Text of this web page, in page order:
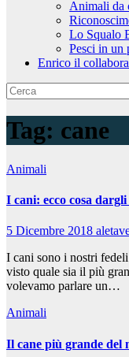
Animali da
Lo Squalo
Pesci in un
Enrico il
Tag: cane
Animali
I cani: ecco cosa
5 Dicembre 2018
I cani sono i nostri
visto quale sia il più
volevamo parlare un…
Animali
Il cane più grande del